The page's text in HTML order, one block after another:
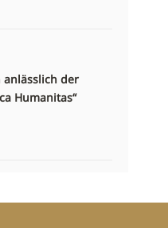
anlässlich der
Humanitas“